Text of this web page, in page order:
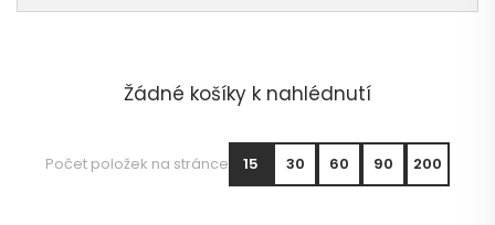
Žádné košíky k nahlédnutí
Počet položek na stránce 15 30 60 90 200